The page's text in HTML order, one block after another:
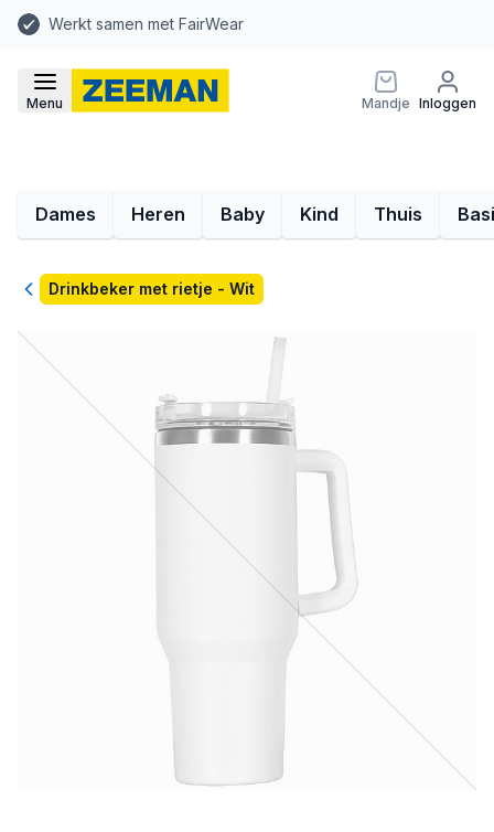
Werkt samen met FairWear
Menu Mandje Inloggen
Dames Heren Baby Kind Thuis
TerugDrinkbeker met rietje - Wit